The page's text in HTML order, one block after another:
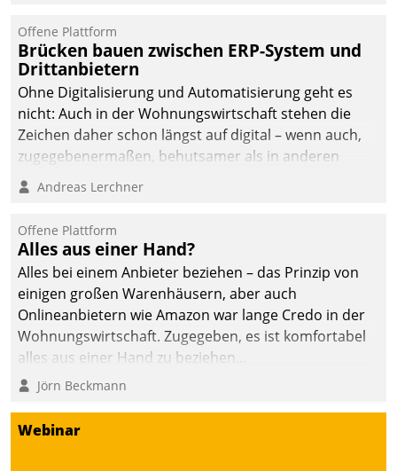
Offene Plattform
Brücken bauen zwischen ERP-System und
Drittanbietern
Ohne Digitalisierung und Automatisierung geht es
nicht: Auch in der Wohnungswirtschaft stehen die
Zeichen daher schon längst auf digital – wenn auch,
zugegebenermaßen, behutsamer als in anderen
Branchen.
Andreas Lerchner
Offene Plattform
Alles aus einer Hand?
Alles bei einem Anbieter beziehen – das Prinzip von
einigen großen Warenhäusern, aber auch
Onlineanbietern wie Amazon war lange Credo in der
Wohnungswirtschaft. Zugegeben, es ist komfortabel
alles aus einer Hand zu beziehen...
Jörn Beckmann
Webinar